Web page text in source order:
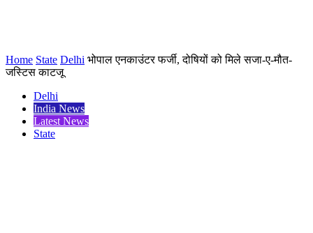
Home State Delhi भोपाल एनकाउंटर फर्जी, दोषियों को मिले सजा-ए-मौत-
जस्टिस काटजू
Delhi
India News
Latest News
State